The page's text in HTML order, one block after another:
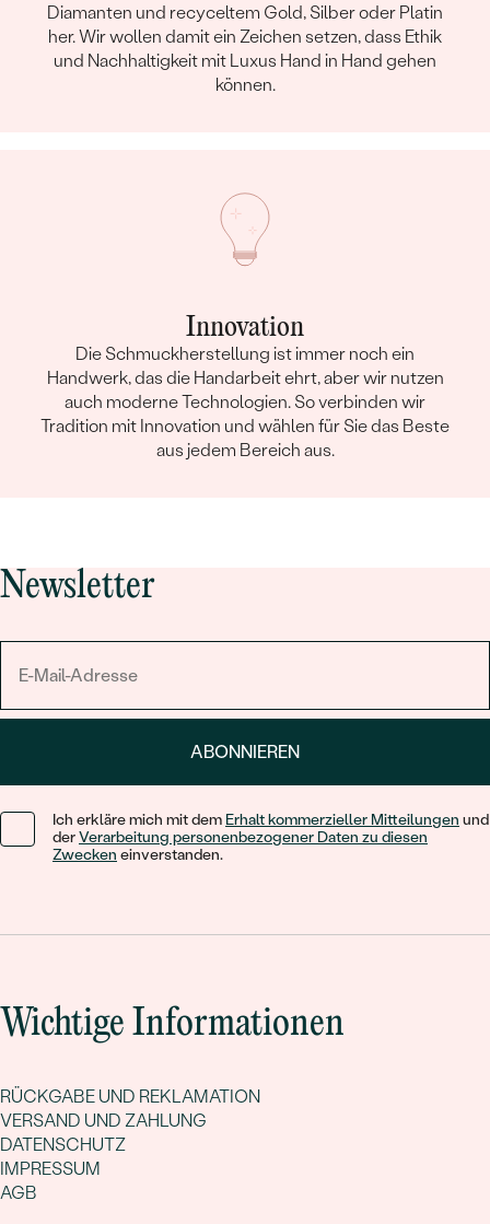
Diamanten und recyceltem Gold, Silber oder Platin
her. Wir wollen damit ein Zeichen setzen, dass Ethik
und Nachhaltigkeit mit Luxus Hand in Hand gehen
können.
Innovation
Die Schmuckherstellung ist immer noch ein
Handwerk, das die Handarbeit ehrt, aber wir nutzen
auch moderne Technologien. So verbinden wir
Tradition mit Innovation und wählen für Sie das Beste
aus jedem Bereich aus.
Newsletter
ABONNIEREN
Ich erkläre mich mit dem Erhalt kommerzieller Mitteilungen und
derVerarbeitung personenbezogener Daten zu diesen
Zwecken einverstanden.
Wichtige Informationen
RÜCKGABE UND REKLAMATION
VERSAND UND ZAHLUNG
DATENSCHUTZ
IMPRESSUM
AGB